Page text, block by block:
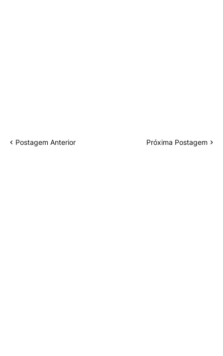
Postagem Anterior Próxima Postagem